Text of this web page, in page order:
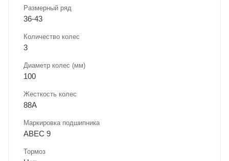
Размерный ряд
36-43
Количество колес
3
Диаметр колес (мм)
100
Жесткость колес
88A
Маркировка подшипника
ABEC 9
Тормоз